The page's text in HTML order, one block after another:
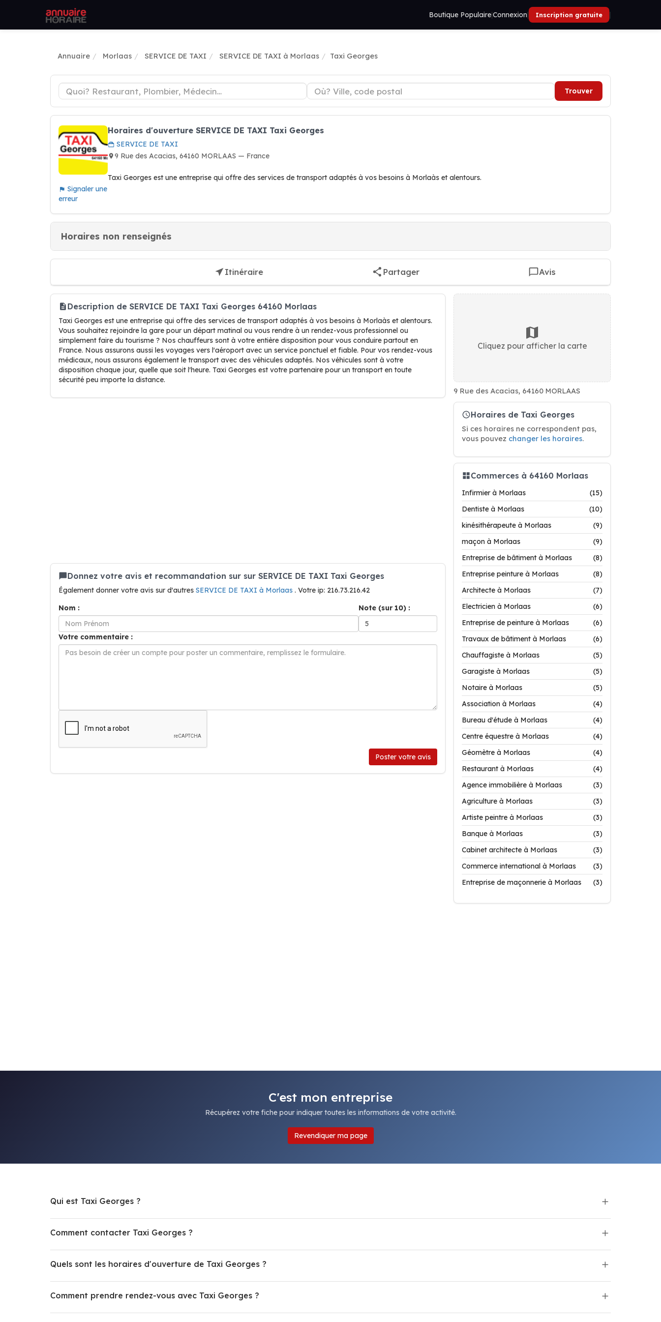
Boutique Populaire|Connexion| Inscription gratuite |
Annuaire Morlaas SERVICE DE TAXI SERVICE DE TAXI à Morlaas Taxi Georges
Trouver
Signaler une
erreur
Horaires d'ouverture SERVICE DE TAXI Taxi Georges
SERVICE DE TAXI
9 Rue des Acacias, 64160 MORLAAS — France
Taxi Georges est une entreprise qui offre des services de transport adaptés à vos besoins à Morlaàs et alentours.
Horaires non renseignés
Itinéraire Partager Avis
Description de SERVICE DE TAXI Taxi Georges 64160 Morlaas
Taxi Georges est une entreprise qui offre des services de transport adaptés à vos besoins à Morlaàs et alentours.
Vous souhaitez rejoindre la gare pour un départ matinal ou vous rendre à un rendez-vous professionnel ou
simplement faire du tourisme ? Nos chauffeurs sont à votre entière disposition pour vous conduire partout en
France. Nous assurons aussi les voyages vers l'aéroport avec un service ponctuel et fiable. Pour vos rendez-vous
médicaux, nous assurons également le transport avec des véhicules adaptés. Nos véhicules sont à votre
disposition chaque jour, quelle que soit l'heure. Taxi Georges est votre partenaire pour un transport en toute
sécurité peu importe la distance.
Donnez votre avis et recommandation sur sur SERVICE DE TAXI Taxi Georges
Également donner votre avis sur d'autres SERVICE DE TAXI à Morlaas . Votre ip: 216.73.216.42
Nom :
Note (sur 10) :
Votre commentaire :
Poster votre avis
Cliquez pour afficher la carte
9 Rue des Acacias, 64160 MORLAAS
Horaires de Taxi Georges
Si ces horaires ne correspondent pas,
vous pouvez changer les horaires.
Commerces à 64160 Morlaas
Infirmier à Morlaas
(15)
Dentiste à Morlaas
(10)
kinésithérapeute à Morlaas
(9)
maçon à Morlaas
(9)
Entreprise de bâtiment à Morlaas
(8)
Entreprise peinture à Morlaas
(8)
Architecte à Morlaas
(7)
Electricien à Morlaas
(6)
Entreprise de peinture à Morlaas
(6)
Travaux de bâtiment à Morlaas
(6)
Chauffagiste à Morlaas
(5)
Garagiste à Morlaas
(5)
Notaire à Morlaas
(5)
Association à Morlaas
(4)
Bureau d'étude à Morlaas
(4)
Centre équestre à Morlaas
(4)
Géomètre à Morlaas
(4)
Restaurant à Morlaas
(4)
Agence immobilière à Morlaas
(3)
Agriculture à Morlaas
(3)
Artiste peintre à Morlaas
(3)
Banque à Morlaas
(3)
Cabinet architecte à Morlaas
(3)
Commerce international à Morlaas
(3)
Entreprise de maçonnerie à Morlaas
(3)
C'est mon entreprise
Récupérez votre fiche pour indiquer toutes les informations de votre activité.
Revendiquer ma page
Qui est Taxi Georges ?
Comment contacter Taxi Georges ?
Quels sont les horaires d'ouverture de Taxi Georges ?
Comment prendre rendez-vous avec Taxi Georges ?